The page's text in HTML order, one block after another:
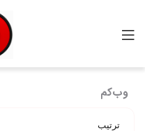
وب‌کم
ترتیب